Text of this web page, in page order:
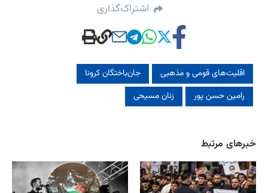
اشتراک‌گذاری
اقلیت‌های قومی و مذهبی
جان‌باختگان کرونا
رامین حسن پور
زنان مسیحی
خبرهای مرتبط